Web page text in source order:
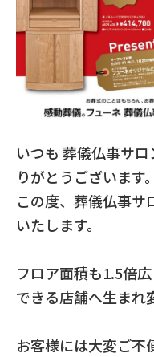
いつも 葬儀仏事サ
りがとうございます。
この度、葬儀仏事
いたします。
フロア面積も1.5倍
できる店舗へ生まれ
お客様には大変ご不